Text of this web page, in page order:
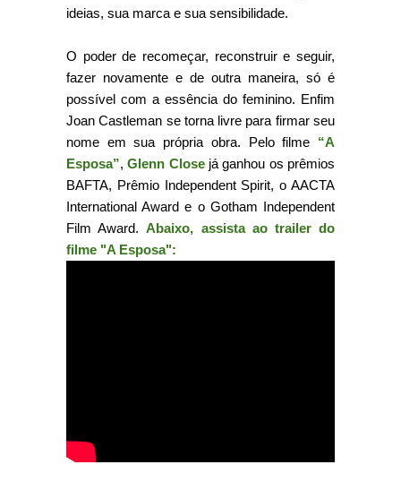
ideias, sua marca e sua sensibilidade.
O poder de recomeçar, reconstruir e seguir,
fazer novamente e de outra maneira, só é
possível com a essência do feminino. Enfim
Joan Castleman se torna livre para firmar seu
nome em sua própria obra. Pelo filme “A
Esposa”,Glenn Closejá ganhou os prêmios
BAFTA, Prêmio Independent Spirit, o AACTA
International Award e o Gotham Independent
Film Award.Abaixo, assista ao trailer do
filme "A Esposa":